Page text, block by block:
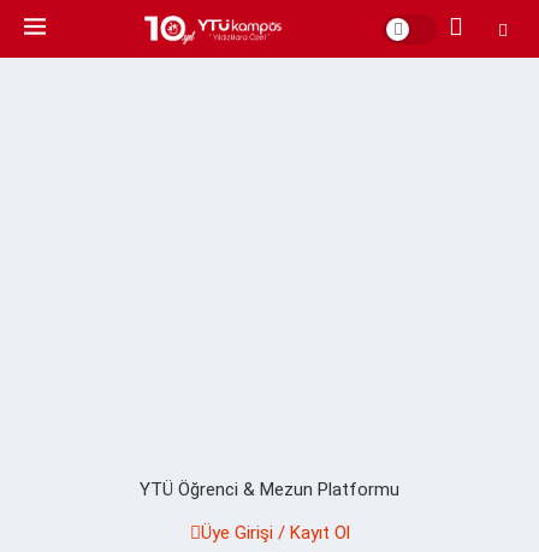
YTÜ Öğrenci & Mezun Platformu
Üye Girişi / Kayıt Ol